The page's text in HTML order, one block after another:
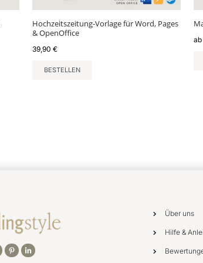
Hochzeitszeitung-Vorlage für Word, Pages
& OpenOffice
39,90 €
BESTELLEN
ab
Über uns
Hilfe &